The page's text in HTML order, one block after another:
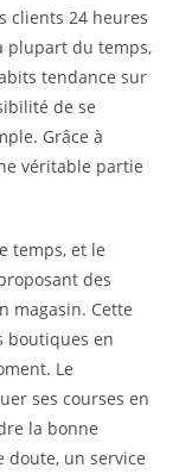
clients 24 heures
plupart du temps,
tendance sur
de se
Grâce à
véritable partie
temps, et le
des
magasin. Cette
boutiques en
Le
ses courses en
la bonne
doute, un service